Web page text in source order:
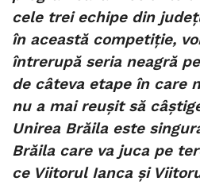
cele trei echipe din
în această competiție,
întrerupă seria neagră
de câteva etape în care
nu a mai reușit să
Unirea Brăila este
Brăila care va juca pe
ce Viitorul Ianca și